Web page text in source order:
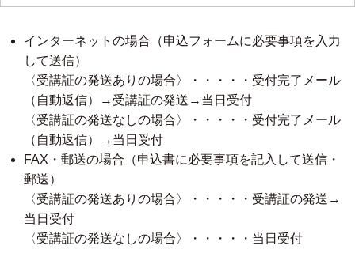
インターネットの場合（申込フォームに必要事項を入力
して送信）
〈受講証の発送ありの場合〉・・・・・受付完了メール
（自動返信）→受講証の発送→当日受付
〈受講証の発送なしの場合〉・・・・・受付完了メール
（自動返信）→当日受付
FAX・郵送の場合（申込書に必要事項を記入して送信・
郵送）
〈受講証の発送ありの場合〉・・・・・受講証の発送→
当日受付
〈受講証の発送なしの場合〉・・・・・当日受付